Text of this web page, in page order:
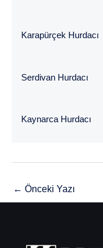
Karapürçek Hurdacı
Serdivan Hurdacı
Kaynarca Hurdacı
← Önceki Yazı